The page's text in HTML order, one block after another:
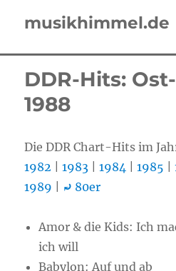
musikhimmel.de
DDR-Hits:
1988
Die DDR Chart-Hits im
1982 |1983 |1984 |1985 |
1989
⤾ 80er
Amor & die Kids: Ich
ich will
Babylon: Auf und ab